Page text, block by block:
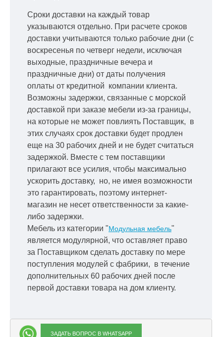
Сроки доставки на каждый товар
указываются отдельно. При расчете сроков
доставки учитываются только рабочие дни (с
воскресенья по четверг недели, исключая
выходные, праздничные вечера и
праздничные дни) от даты получения
оплаты от кредитной компании клиента.
Возможны задержки, связанные с морской
доставкой при заказе мебели из-за границы,
на которые не может повлиять Поставщик, в
этих случаях срок доставки будет продлен
еще на 30 рабочих дней и не будет считаться
задержкой. Вместе с тем поставщики
прилагают все усилия, чтобы максимально
ускорить доставку, но, не имея возможности
это гарантировать, поэтому интернет-
магазин не несет ответственности за какие-
либо задержки.
Мебель из категории "Модульная мебель"
является модулярной, что оставляет право
за Поставщиком сделать доставку по мере
поступления модулей с фабрики, в течение
дополнительных 60 рабочих дней после
первой доставки товара на дом клиенту.
ЗАДАТЬ ВОПРОС В WHATSAPP